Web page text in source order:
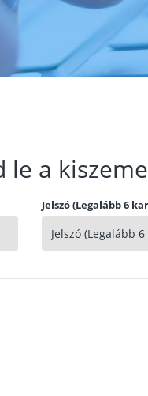
le a
Jelszó (Legalább 6